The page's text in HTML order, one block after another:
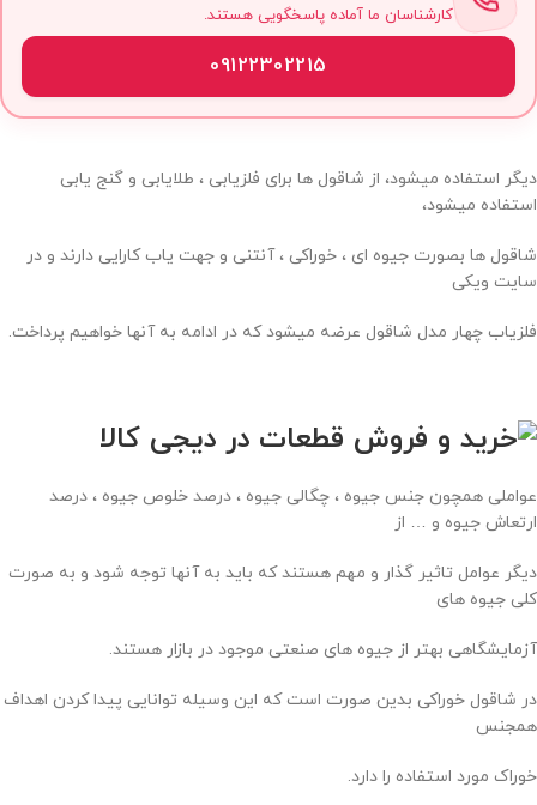
کارشناسان ما آماده پاسخگویی هستند.
09122302215
دیگر استفاده میشود، از شاقول ها برای فلزیابی ، طلایابی و گنج یابی
استفاده میشود،
شاقول ها بصورت جیوه ای ، خوراکی ، آنتنی و جهت یاب کارایی دارند و در
سایت ویکی
فلزیاب چهار مدل شاقول عرضه میشود که در ادامه به آنها خواهیم پرداخت.
عواملی همچون جنس جیوه ، چگالی جیوه ، درصد خلوص جیوه ، درصد
ارتعاش جیوه و … از
دیگر عوامل تاثیر گذار و مهم هستند که باید به آنها توجه شود و به صورت
کلی جیوه های
آزمایشگاهی بهتر از جیوه های صنعتی موجود در بازار هستند.
در شاقول خوراکی بدین صورت است که این وسیله توانایی پیدا کردن اهداف
همجنس
خوراک مورد استفاده را دارد.